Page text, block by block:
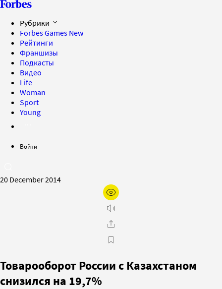
Рубрики
Forbes Games New
Рейтинги
Франшизы
Подкасты
Видео
Life
Woman
Sport
Young
Войти
20 December 2014
Товарооборот России с Казахстаном
снизился на 19,7%